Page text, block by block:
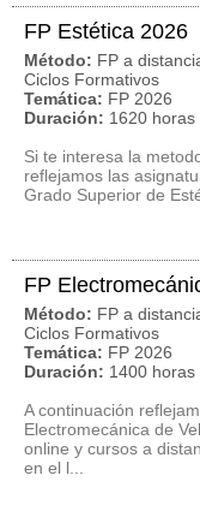
FP Estética 2026
Método: FP a
Ciclos Formativos
Temática: FP 2026
Duración: 1620 horas
Si te interesa la
reflejamos las
Grado Superior de
FP
Método: FP a
Ciclos Formativos
Temática: FP 2026
Duración: 1400 horas
A continuación
Electromecánica de
online y cursos a
en el l...